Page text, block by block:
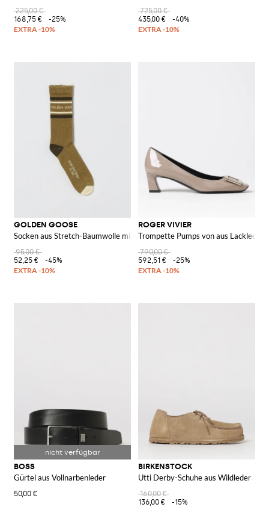
225,00 €
168,75 €
-25%
725,00 €
435,00 €
-40%
GOLDEN GOOSE
Socken aus Stretch-Baumwolle mit Jacquard-Logo
95,00 €
52,25 €
-45%
ROGER VIVIER
Trompette Pumps von aus Lackleder
790,00 €
592,51 €
-25%
BOSS
Gürtel aus Vollnarbenleder
50,00 €
BIRKENSTOCK
Utti Derby-Schuhe aus Wildleder
160,00 €
136,00 €
-15%